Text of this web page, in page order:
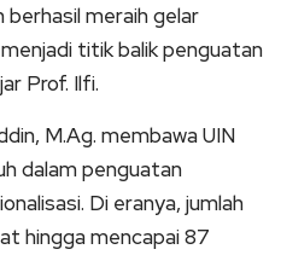
berhasil meraih gelar
titik balik penguatan
Prof. Ilfi.
M.Ag. membawa UIN
dalam penguatan
Di eranya, jumlah
hingga mencapai 87